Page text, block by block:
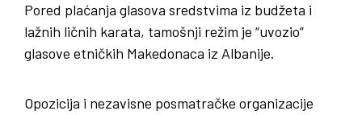
Pored plaćanja glasova sredstvima iz budžeta i
lažnih ličnih karata, tamošnji režim je “uvozio”
glasove etničkih Makedonaca iz Albanije.
Opozicija i nezavisne posmatračke organizacije